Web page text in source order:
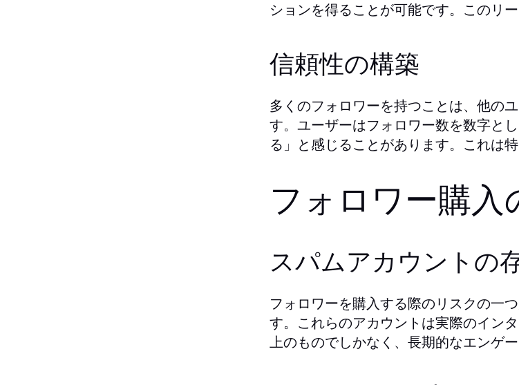
ションを得ることが可能です。このリ
信頼性の構築
多くのフォロワーを持つことは、他の
す。ユーザーはフォロワー数を数字と
る」と感じることがあります。これは
フォロワー購入
スパムアカウントの
フォロワーを購入する際のリスクの一
す。これらのアカウントは実際のイン
上のものでしかなく、長期的なエンゲ